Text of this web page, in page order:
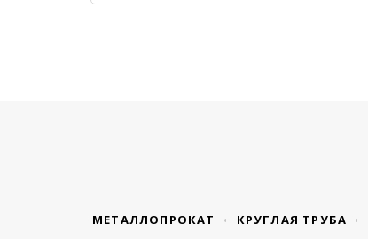
МЕТАЛЛОПРОКАТ КРУГЛАЯ ТРУБА